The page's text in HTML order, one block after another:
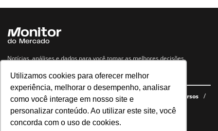
Utilizamos cookies para oferecer melhor
experiência, melhorar o desempenho, analisar
como você interage em nosso site e
personalizar conteúdo. Ao utilizar este site, você
concorda com o uso de cookies.
Notícias, análises e dados para você tomar as melhores decisões.
Navegue no site
Últimas notícias Quem somos E-books gratuitos
Cursos
Política de privacidade